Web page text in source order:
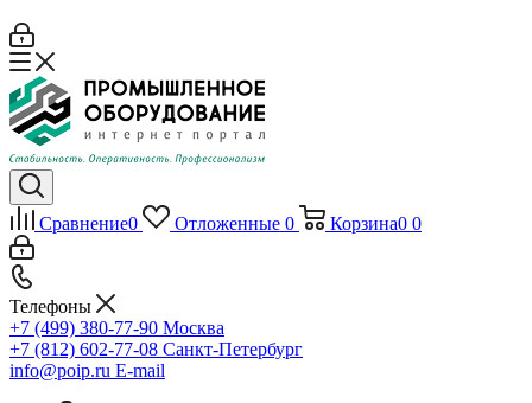
Сравнение0 Отложенные 0 Корзина0 0
Телефоны
+7 (499) 380-77-90 Москва
+7 (812) 602-77-08 Санкт-Петербург
info@poip.ru E-mail